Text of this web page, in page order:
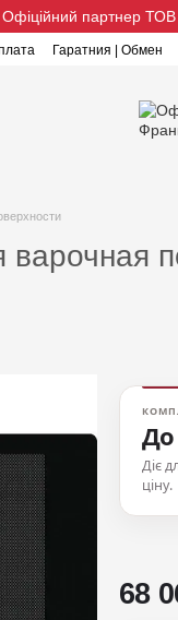
Офіційний партнер
Гаратния | Обмен
варочная
До
Діє
ціну.
68